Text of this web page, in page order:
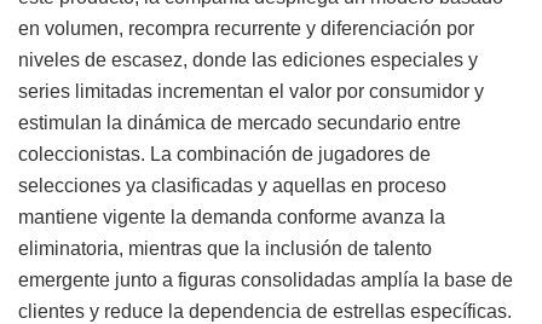
en volumen, recompra recurrente y diferenciación por
niveles de escasez, donde las ediciones especiales y
series limitadas incrementan el valor por consumidor y
estimulan la dinámica de mercado secundario entre
coleccionistas. La combinación de jugadores de
selecciones ya clasificadas y aquellas en proceso
mantiene vigente la demanda conforme avanza la
eliminatoria, mientras que la inclusión de talento
emergente junto a figuras consolidadas amplía la base de
clientes y reduce la dependencia de estrellas específicas.